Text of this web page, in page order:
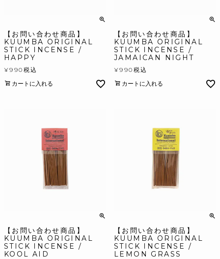
【お問い合わせ商品】
KUUMBA ORIGINAL
STICK INCENSE /
HAPPY
¥990 税込
カートに入れる
【お問い合わせ商品】
KUUMBA ORIGINAL
STICK INCENSE /
JAMAICAN NIGHT
¥990 税込
カートに入れる
【お問い合わせ商品】
KUUMBA ORIGINAL
STICK INCENSE /
KOOL AID
【お問い合わせ商品】
KUUMBA ORIGINAL
STICK INCENSE /
LEMON GRASS